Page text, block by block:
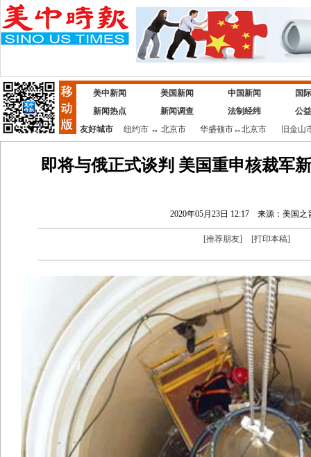
美中新闻 美国新闻 中国新闻
国
新闻热点
新闻调查 法制经纬
公
友好城市
纽约市↔ 北京市 华盛顿市↔北京市 旧金山
即将与俄正式谈判 美国重申核裁军
2020年05月23日 12:17 来源：美国之
[推荐朋友] [打印本稿]